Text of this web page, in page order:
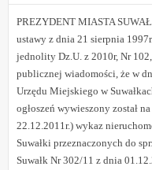
PREZYDENT MIASTA
ustawy z dnia 21 sierpnia
jednolity Dz.U. z 2010r, Nr
publicznej wiadomości, że w
Urzędu Miejskiego w
ogłoszeń wywieszony został
22.12.2011r.) wykaz
Suwałki przeznaczonych do
Suwałk Nr 302/11 z dnia